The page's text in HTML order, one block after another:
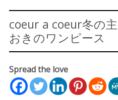
ベビーこど
タン｜オフ
ベビー服・子供服のキムラタン
からトドラーまでのおしゃれで
まで行っています。キムラタ
coeur a coeur冬の
おきのワンピース
Spread the love